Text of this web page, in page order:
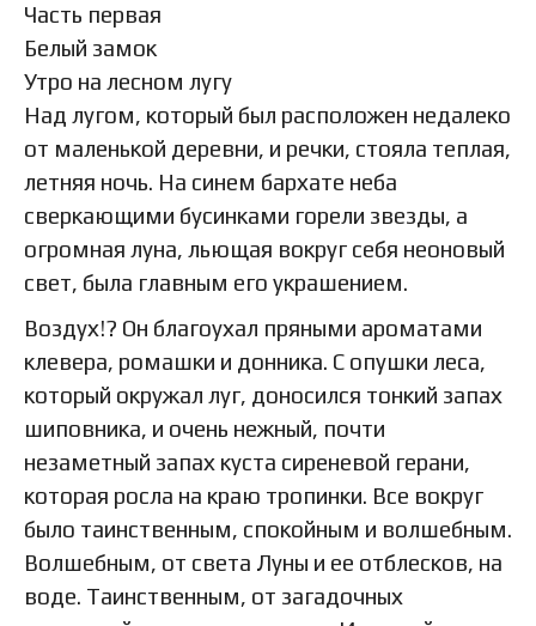
Часть первая
Белый замок
Утро на лесном лугу
Над лугом, который был расположен недалеко
от маленькой деревни, и речки, стояла теплая,
летняя ночь. На синем бархате неба
сверкающими бусинками горели звезды, а
огромная луна, льющая вокруг себя неоновый
свет, была главным его украшением.
Воздух!? Он благоухал пряными ароматами
клевера, ромашки и донника. С опушки леса,
который окружал луг, доносился тонкий запах
шиповника, и очень нежный, почти
незаметный запах куста сиреневой герани,
которая росла на краю тропинки. Все вокруг
было таинственным, спокойным и волшебным.
Волшебным, от света Луны и ее отблесков, на
воде. Таинственным, от загадочных